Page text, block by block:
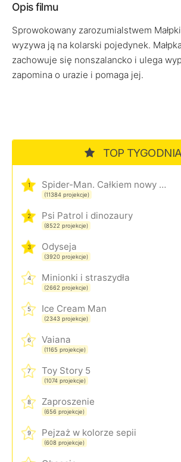
Opis filmu
Sprowokowany zarozumialstwem
wyzywa ją na kolarski pojedynek.
zachowuje się nonszalancko i ulega
zapomina o urazie i pomaga jej.
TOP TYGODNIA
1 Spider-Man. Całkiem nowy dzień
(11384 projekcje)
2 Psi Patrol i dinozaury
(8522 projekcje)
3 Odyseja
(3920 projekcje)
4 Minionki i straszydła
(2662 projekcje)
5 Ice Cream Man
(2343 projekcje)
6 Vaiana
(1165 projekcje)
7 Toy Story 5
(1074 projekcje)
8 Zaproszenie
(656 projekcje)
9 Pejzaż w kolorze sepii
(608 projekcje)